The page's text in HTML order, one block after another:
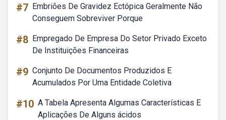
#7 Embriões De Gravidez Ectópica Geralmente Não
Conseguem Sobreviver Porque
#8 Empregado De Empresa Do Setor Privado Exceto
De Instituições Financeiras
#9 Conjunto De Documentos Produzidos E
Acumulados Por Uma Entidade Coletiva
#10 A Tabela Apresenta Algumas Características E
Aplicações De Alguns ácidos